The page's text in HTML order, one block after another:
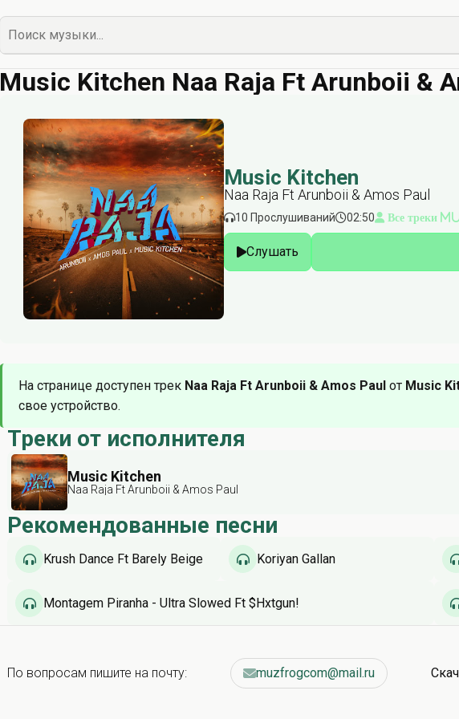
Music Kitchen Naa Raja Ft Arunboii &
Music Kitchen
Naa Raja Ft Arunboii & Amos Paul
10 Прослушиваний 02:50 Все треки
Слушать
На странице доступен трек Naa Raja Ft Arunboii & Amos Paul от Music
свое устройство.
Треки от исполнителя
Music Kitchen
Naa Raja Ft Arunboii & Amos Paul
Рекомендованные песни
Krush Dance Ft Barely Beige Koriyan Gallan
Montagem Piranha - Ultra Slowed Ft $Hxtgun!
По вопросам пишите на почту: muzfrogcom@mail.ru